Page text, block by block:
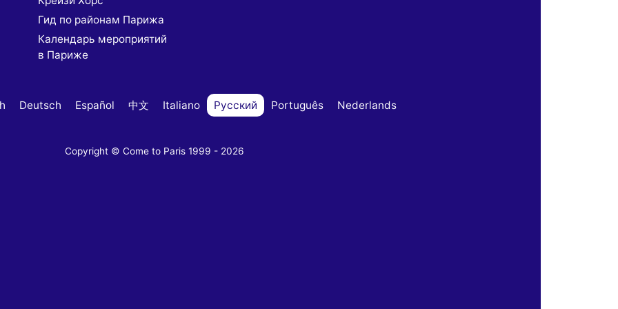
Гид по районам Парижа
Календарь мероприятий
в Париже
Deutsch Español 中文 Italiano Русский Português Nederlands
Copyright © Come to Paris 1999 - 2026